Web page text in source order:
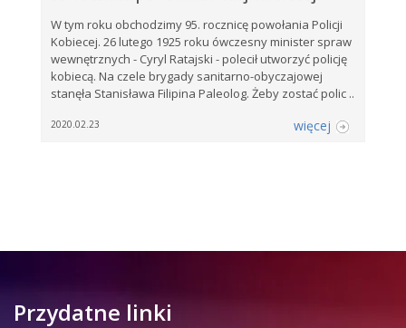
W tym roku obchodzimy 95. rocznicę powołania Policji
Kobiecej. 26 lutego 1925 roku ówczesny minister spraw
wewnętrznych - Cyryl Ratajski - polecił utworzyć policję
kobiecą. Na czele brygady sanitarno-obyczajowej
stanęła Stanisława Filipina Paleolog. Żeby zostać polic ..
2020.02.23 więcej
Przydatne linki